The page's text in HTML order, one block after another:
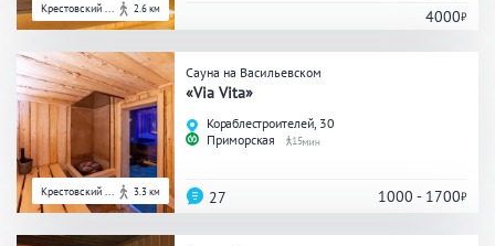
Аква-зона
Джакузи
Бассейн
Купель
Обливная кадушка
Крестовский ... 2.6 км 4000
Крестовский ... 3.3 км
Сауна на Васильевском
«Via Vita»
Кораблестроителей, 30
Приморская
15
1000 - 1700
27